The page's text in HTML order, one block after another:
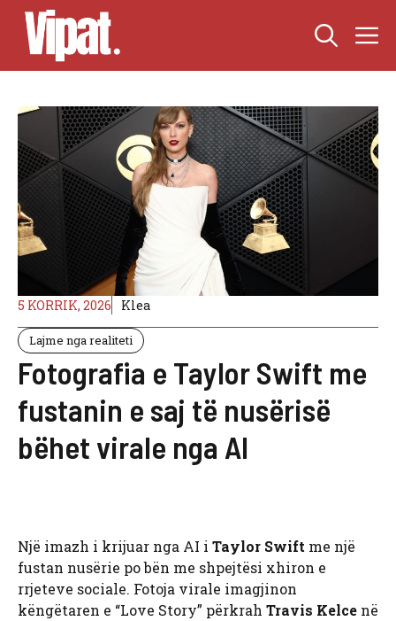
Skip
content
5 KORRIK, 2026 Klea
Lajme nga realiteti
Fotografia e Taylor Swift me
fustanin e saj të nusërisë
bëhet virale nga AI
Një imazh i krijuar nga AI i Taylor Swift me një
fustan nusërie po bën me shpejtësi xhiron e
rrjeteve sociale. Fotoja virale imagjinon
këngëtaren e “Love Story” përkrah Travis Kelce në